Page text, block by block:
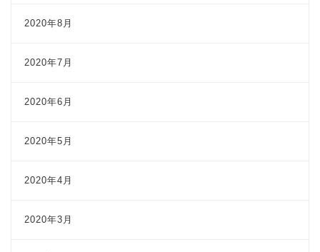
2020年8月
2020年7月
2020年6月
2020年5月
2020年4月
2020年3月